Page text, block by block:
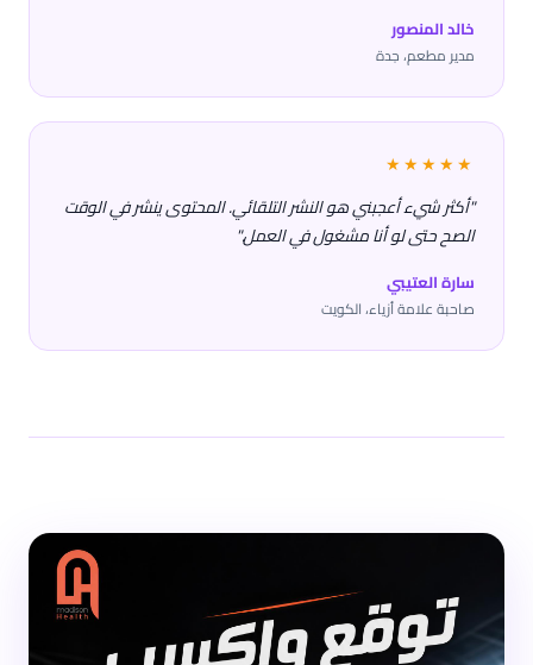
خالد المنصور
مدير مطعم، جدة
★★★★★
"أكثر شيء أعجبني هو النشر التلقائي. المحتوى ينشر في الوقت
الصح حتى لو أنا مشغول في العمل."
سارة العتيبي
صاحبة علامة أزياء، الكويت